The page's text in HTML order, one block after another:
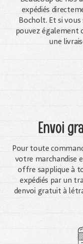
expédiés
Bocholt. Et si
pouvez également
une
Envoi
Pour toute
votre marchandise
offre sapplique à
expédiés par un
denvoi gratuit à